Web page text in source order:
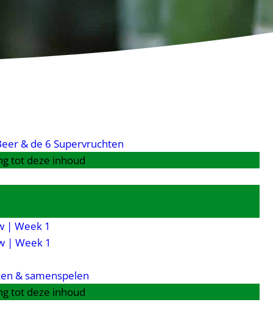
& de 6 Supervruchten
tot deze inhoud
| Week 1
| Week 1
& samenspelen
tot deze inhoud